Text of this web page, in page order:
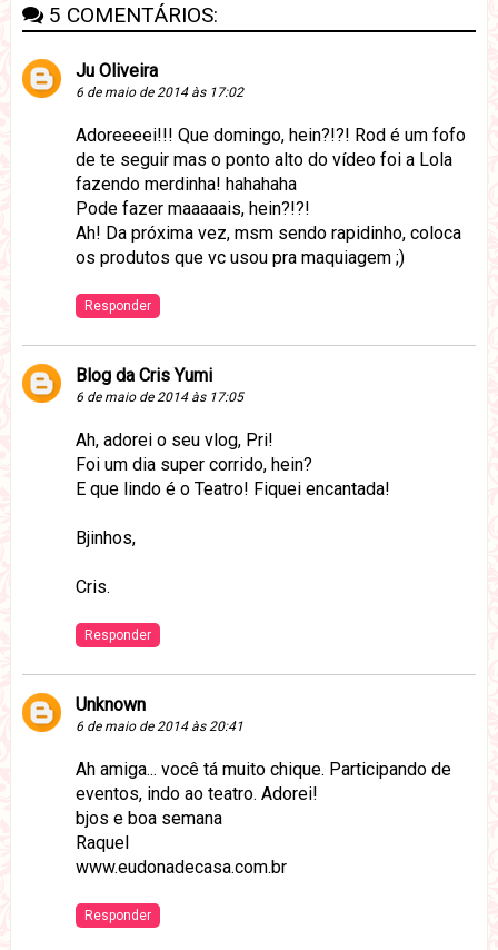
5 COMENTÁRIOS:
Ju Oliveira
6 de maio de 2014 às 17:02
Adoreeeei!!! Que domingo, hein?!?! Rod é um fofo
de te seguir mas o ponto alto do vídeo foi a Lola
fazendo merdinha! hahahaha
Pode fazer maaaaais, hein?!?!
Ah! Da próxima vez, msm sendo rapidinho, coloca
os produtos que vc usou pra maquiagem ;)
Responder
Blog da Cris Yumi
6 de maio de 2014 às 17:05
Ah, adorei o seu vlog, Pri!
Foi um dia super corrido, hein?
E que lindo é o Teatro! Fiquei encantada!
Bjinhos,
Cris.
Responder
Unknown
6 de maio de 2014 às 20:41
Ah amiga... você tá muito chique. Participando de
eventos, indo ao teatro. Adorei!
bjos e boa semana
Raquel
www.eudonadecasa.com.br
Responder